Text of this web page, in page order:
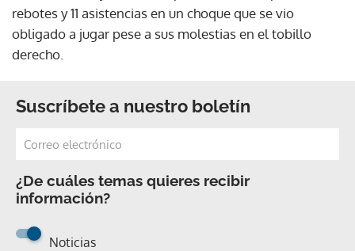
rebotes y 11 asistencias en un choque que se vio
obligado a jugar pese a sus molestias en el tobillo
derecho.
Suscríbete a nuestro boletín
¿De cuáles temas quieres recibir
información?
Noticias